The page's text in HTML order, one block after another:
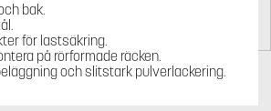
bak.
för lastsäkring.
på rörformade räcken.
och slitstark pulverlackering.